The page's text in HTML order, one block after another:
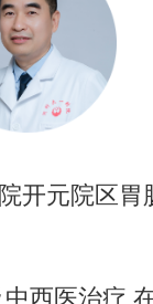
开元院区胃
西医治疗,